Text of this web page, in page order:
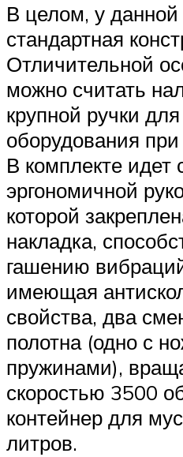
В целом, у
стандартная
Отличительной
можно считать
крупной ручки
оборудования
В комплекте
эргономичной
которой
накладка,
гашению
имеющая
свойства, два
полотна (одно с
пружинами),
скоростью 3500
контейнер для
литров.